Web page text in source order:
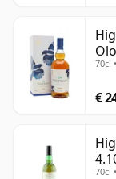
70cl
€
70cl